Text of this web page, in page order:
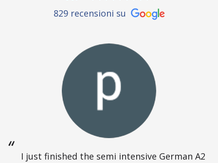
829 recensioni su
I just finished the semi intensive German A2